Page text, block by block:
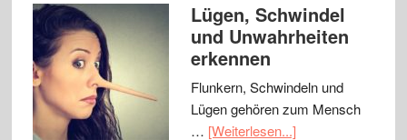
Lügen, Schwindel
und Unwahrheiten
erkennen
Flunkern, Schwindeln und
Lügen gehören zum Mensch
… [Weiterlesen...]